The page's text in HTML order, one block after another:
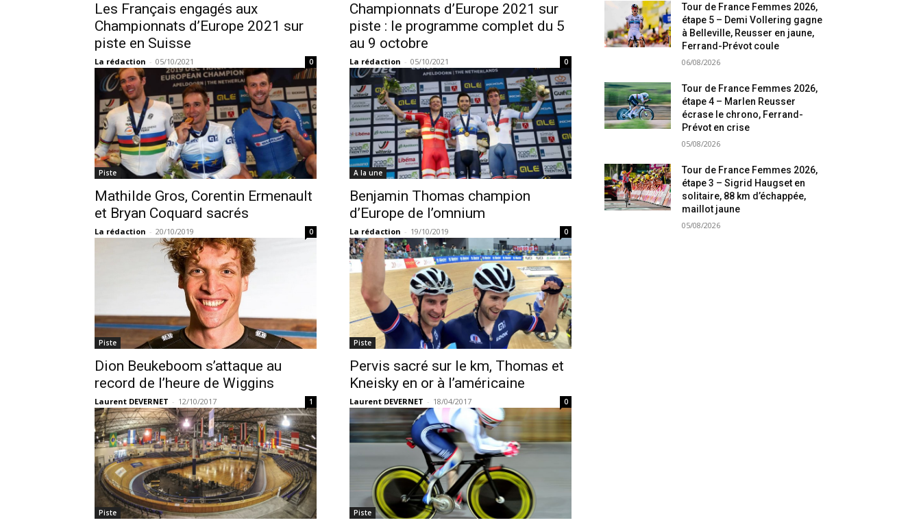
Les Français engagés aux
Championnats d’Europe 2021 sur
piste en Suisse
La rédaction - 05/10/2021 0
Championnats d’Europe 2021 sur
piste : le programme complet du 5
au 9 octobre
La rédaction - 05/10/2021 0
Piste
Mathilde Gros, Corentin Ermenault
et Bryan Coquard sacrés
La rédaction - 20/10/2019 0
A la une
Benjamin Thomas champion
d’Europe de l’omnium
La rédaction - 19/10/2019 0
Piste
Dion Beukeboom s’attaque au
record de l’heure de Wiggins
Laurent DEVERNET - 12/10/2017 1
Piste
Pervis sacré sur le km, Thomas et
Kneisky en or à l’américaine
Laurent DEVERNET - 18/04/2017 0
Piste Piste
Tour de France Femmes 2026,
étape 5 – Demi Vollering gagne
à Belleville, Reusser en jaune,
Ferrand-Prévot coule
06/08/2026
Tour de France Femmes 2026,
étape 4 – Marlen Reusser
écrase le chrono, Ferrand-
Prévot en crise
05/08/2026
Tour de France Femmes 2026,
étape 3 – Sigrid Haugset en
solitaire, 88 km d’échappée,
maillot jaune
05/08/2026